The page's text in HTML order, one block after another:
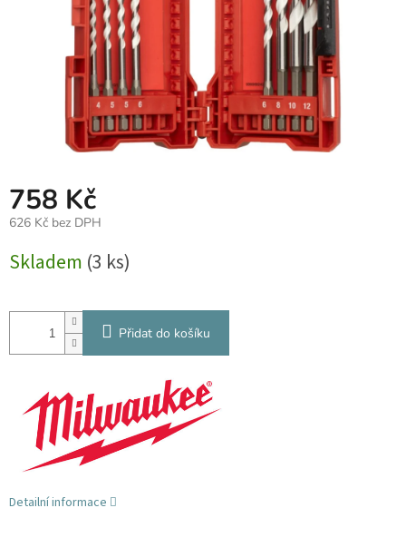
758 Kč
626 Kč bez DPH
cena:
Skladem (3 ks)
Přidat do košíku
Detailní informace